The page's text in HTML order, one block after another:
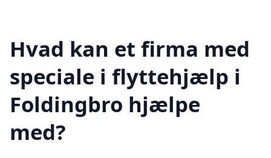
Hvad kan et firma med
speciale i flyttehjælp i
Foldingbro hjælpe
med?